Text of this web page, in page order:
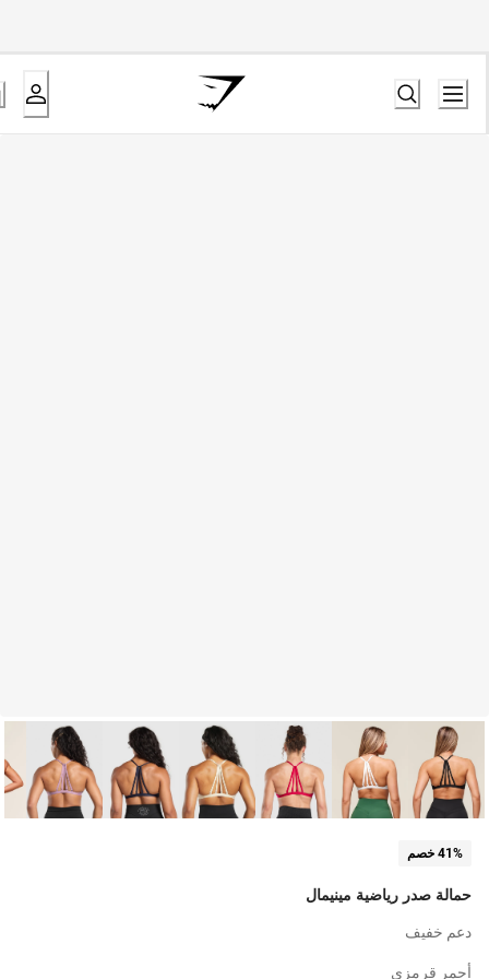
41% خصم
حمالة صدر رياضية مينيمال
دعم خفيف
أحمر قرمزي